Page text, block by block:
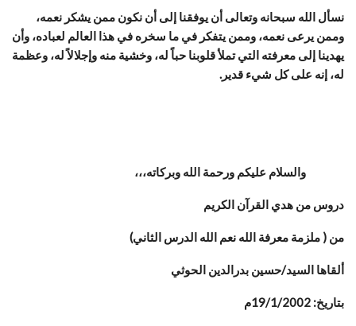
نسأل الله سبحانه وتعالى أن يوفقنا إلى أن نكون ممن يشكر نعمه،
وممن يرعى نعمه، وممن يتفكر في ما سخره في هذا العالم لعباده، وأن
يهدينا إلى معرفته التي تملأ قلوبنا حباً له، وخشية منه وإجلالاً له، وعظمة
له، إنه على كل شيء قدير.
والسلام عليكم ورحمة الله وبركاته،،،
دروس من هدي القرآن الكريم
من ( ملزمة معرفة الله نعم الله الدرس الثاني)
‏ألقاها السيد/حسين بدرالدين الحوثي
بتاريخ: 19/1/2002م